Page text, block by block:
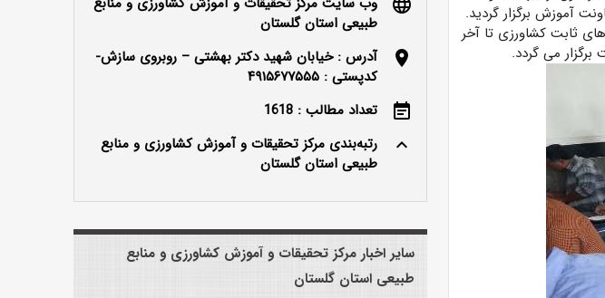
۰۸ به طور متمرکز در محل معاونت آموزش برگزار گردید.
ثابت کشاورزی تا آخر
language
طبیعی استان گلستان
location_on
آدرس : خیابان شهید دکتر بهشتی – روبروی سازش-
کدپستی : ۴۹۱۵۶۷۷۵۵۵
event_note
تعداد مطالب : 1618
keyboard_arrow_up
رتبه‌بندی مرکز تحقیقات و آموزش کشاورزی و منابع
طبیعی استان گلستان
سایر اخبار مرکز تحقیقات و آموزش کشاورزی و منابع
طبیعی استان گلستان